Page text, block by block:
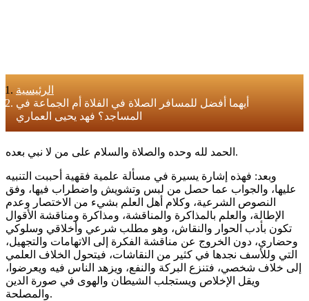
الرئيسية
أيهما أفضل للمسافر الصلاة في الفلاة أم الجماعة في
المساجد؟ فهد يحيى العماري
الحمد لله وحده والصلاة والسلام على من لا نبي بعده.
وبعد: فهذه إشارة يسيرة في مسألة علمية فقهية أحببت التنبيه
عليها، والجواب عما حصل من لبس وتشويش واضطراب فيها، وفق
النصوص الشرعية، وكلام أهل العلم بشيء من الاختصار وعدم
الإطالة، والعلم بالمذاكرة والمناقشة، ومذاكرة ومناقشة الأقوال
تكون بأدب الحوار والنقاش، وهو مطلب شرعي وأخلاقي وسلوكي
وحضاري، دون الخروج عن مناقشة الفكرة إلى الاتهامات والتجهيل،
التي وللأسف نجدها في كثير من النقاشات، فيتحول الخلاف العلمي
إلى خلاف شخصي، فتنزع البركة والنفع، ويزهد الناس فيه ويعرضوا،
ويقل الإخلاص ويستجلب الشيطان والهوى في صورة الدين
والمصلحة.